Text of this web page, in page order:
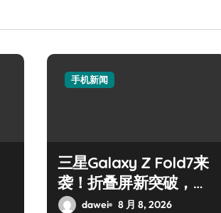
手机新闻
三星Galaxy Z Fold7来
袭！折叠屏新突破，体
验再升级！
dawei 8 月 8, 2026